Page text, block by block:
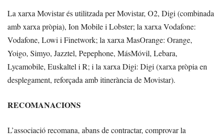
La xarxa Movistar és utilitzada per Movistar, O2, Digi (combinada
amb xarxa pròpia), Ion Mobile i Lobster; la xarxa Vodafone:
Vodafone, Lowi i Finetwork; la xarxa MasOrange: Orange,
Yoigo, Simyo, Jazztel, Pepephone, MásMóvil, Lebara,
Lycamobile, Euskaltel i R; i la xarxa Digi: Digi (xarxa pròpia en
desplegament, reforçada amb itinerància de Movistar).
RECOMANACIONS
L’associació recomana, abans de contractar, comprovar la